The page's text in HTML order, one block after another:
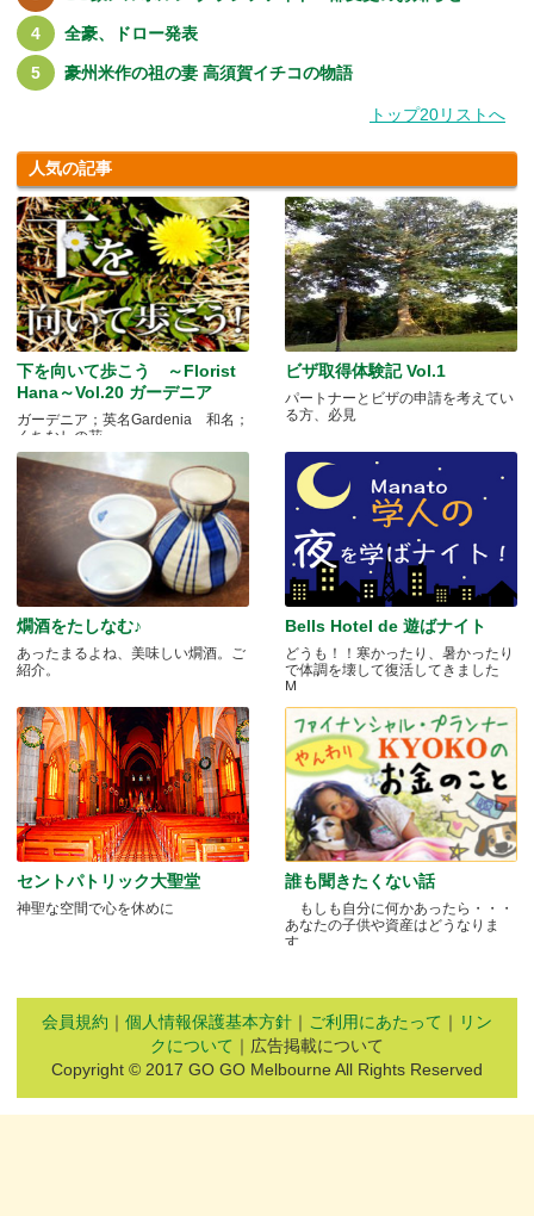
全豪、ドロー発表
豪州米作の祖の妻 高須賀イチコの物語
トップ20リストへ
人気の記事
下を向いて歩こう ～Florist
Hana～Vol.20 ガーデニア
ガーデニア；英名Gardenia 和名；
くちなしの花 .....
ビザ取得体験記 Vol.1
パートナーとビザの申請を考えてい
る方、必見
燗酒をたしなむ♪
あったまるよね、美味しい燗酒。ご
紹介。
Bells Hotel de 遊ばナイト
どうも！！寒かったり、暑かったり
で体調を壊して復活してきました
M.....
セントパトリック大聖堂
神聖な空間で心を休めに
誰も聞きたくない話
もしも自分に何かあったら・・・
あなたの子供や資産はどうなりま
す.....
会員規約 ｜ 個人情報保護基本方針 ｜ ご利用にあたって ｜ リン
クについて ｜広告掲載について
Copyright © 2017 GO GO Melbourne All Rights Reserved